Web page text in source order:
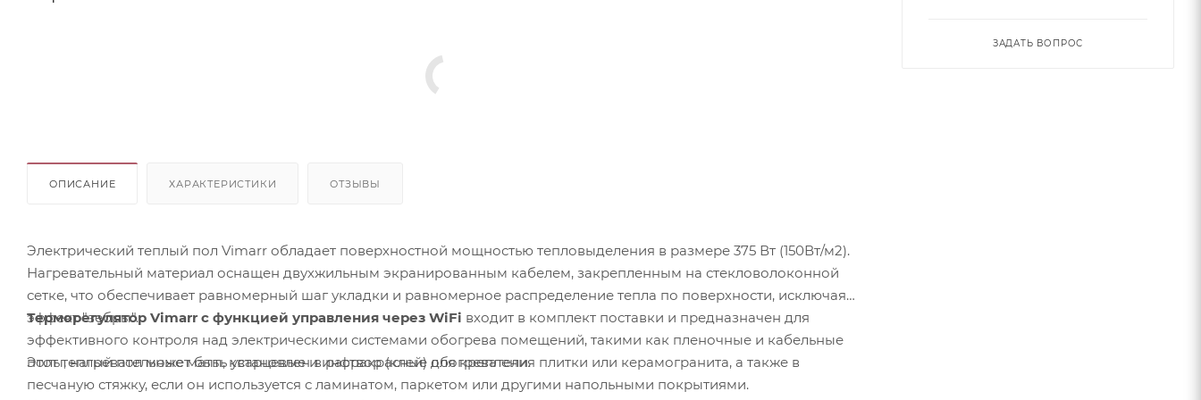
ОПИСАНИЕ ХАРАКТЕРИСТИКИ ОТЗЫВЫ
Электрический теплый пол Vimarr обладает поверхностной мощностью тепловыделения в размере 375 Вт (150Вт/м2).
Нагревательный материал оснащен двухжильным экранированным кабелем, закрепленным на стекловолоконной
сетке, что обеспечивает равномерный шаг укладки и равномерное распределение тепла по поверхности, исключая
эффект "зебры".
Этот теплый пол может быть установлен в раствор (клей) для крепления плитки или керамогранита, а также в
песчаную стяжку, если он используется с ламинатом, паркетом или другими напольными покрытиями.
Терморегулятор Vimarr с функцией управления через WiFi входит в комплект поставки и предназначен для
эффективного контроля над электрическими системами обогрева помещений, такими как пленочные и кабельные
полы, нагревательные маты, кварцевые и инфракрасные обогреватели.
ЗАДАТЬ ВОПРОС